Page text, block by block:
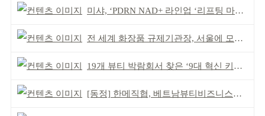
미샤, ‘PDRN NAD+ 라인업 ‘리프팅 마스크’ 출시
전 세계 화장품 규제기관장, 서울에 모인다
19개 뷰티 박람회서 찾은 ‘9대 혁신 키워드’
[동정] 한메직협, 베트남뷰티비즈니스협회와 MOU